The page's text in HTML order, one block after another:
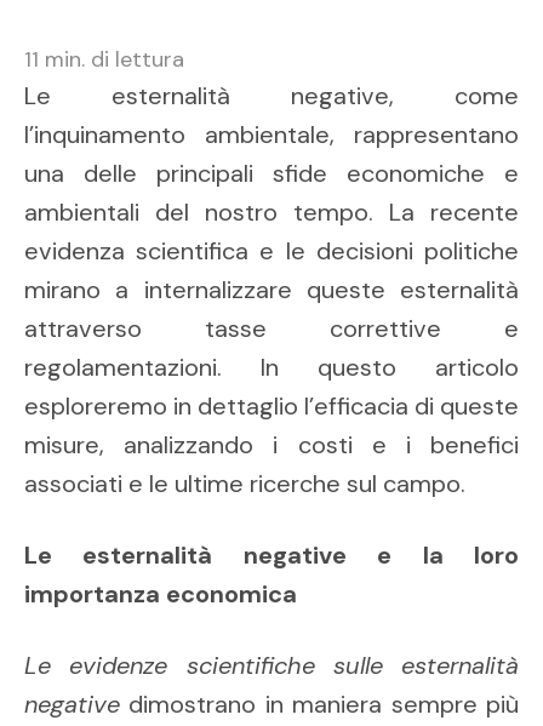
11 min. di lettura
Le esternalità negative, come
l’inquinamento ambientale, rappresentano
una delle principali sfide economiche e
ambientali del nostro tempo. La recente
evidenza scientifica e le decisioni politiche
mirano a internalizzare queste esternalità
attraverso tasse correttive e
regolamentazioni. In questo articolo
esploreremo in dettaglio l’efficacia di queste
misure, analizzando i costi e i benefici
associati e le ultime ricerche sul campo.
Le esternalità negative e la loro
importanza economica
Le evidenze scientifiche sulle esternalità
negative dimostrano in maniera sempre più